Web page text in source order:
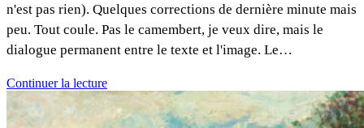
n'est pas rien). Quelques corrections de dernière minute mais
peu. Tout coule. Pas le camembert, je veux dire, mais le
dialogue permanent entre le texte et l'image. Le…
Continuer la lecture